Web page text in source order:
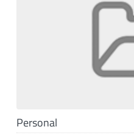
Personal